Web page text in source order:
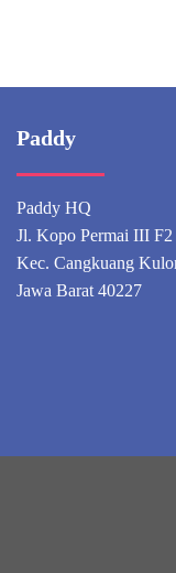
Paddy
Paddy HQ
Jl. Kopo Permai III
Kec. Cangkuang
Jawa Barat 40227